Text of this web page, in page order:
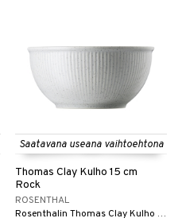
Saatavana useana vaihtoehtona
Thomas Clay Kulho 15 cm
Rock
ROSENTHAL
Rosenthalin Thomas Clay Kulho 15 cm on kivikeraaminen kulho vekitetyllä kuviolla lautasen yläosasta keskelle. Saatavana useita eri värejä.